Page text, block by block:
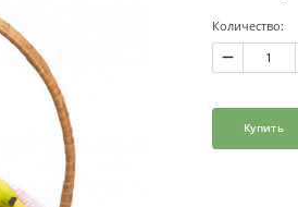
Количество:
Купить